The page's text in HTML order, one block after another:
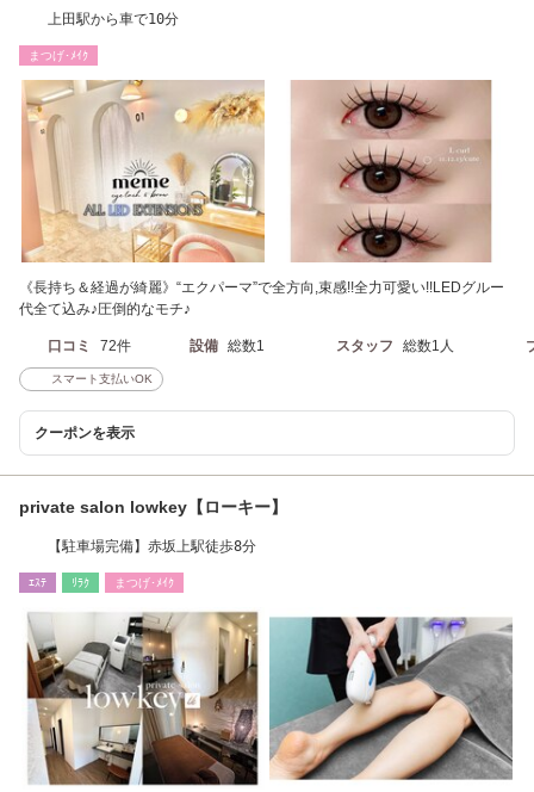
上田駅から車で10分
まつげ･ﾒｲｸ
《長持ち＆経過が綺麗》“エクパーマ”で全方向,束感!!全力可愛い!!LEDグルー
代全て込み♪圧倒的なモチ♪
口コミ 72件 設備 総数1 スタッフ 総数1人
スマート支払いOK
クーポンを表示
private salon lowkey【ローキー】
【駐車場完備】赤坂上駅徒歩8分
ｴｽﾃ ﾘﾗｸ まつげ･ﾒｲｸ